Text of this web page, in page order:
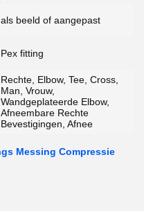
als beeld of aangepast
Pex fitting
Rechte, Elbow, Tee, Cross,
Man, Vrouw,
Wandgeplateerde Elbow,
Afneembare Rechte
Bevestigingen, Afnee
Messing Compressie